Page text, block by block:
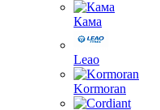
Кама
Leao
Kormoran